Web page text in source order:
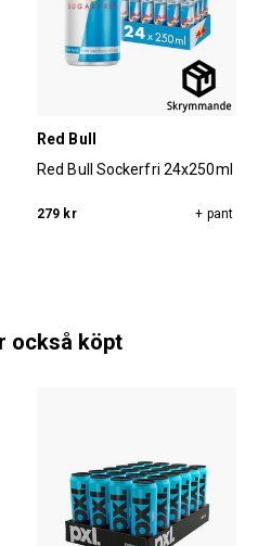
Red Bull
Red Bull Sockerfri 24x250ml
279 kr + pant
också köpt